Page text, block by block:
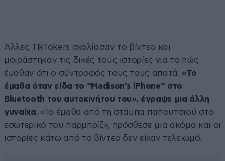
Άλλες TikTokers σχολίασαν το βίντεο και
μοιράστηκαν τις δικές τους ιστορίες για το πώς
έμαθαν ότι ο σύντροφός τους τους απατά. «Το
έμαθα όταν είδα το “Madison’s iPhone” στο
Bluetooth του αυτοκινήτου του», έγραψε μια άλλη
γυναίκα. «Το έμαθα από τη στάμπα παπουτσιού στο
εσωτερικό του παρμπρίζ», πρόσθεσε μια ακόμα και οι
ιστορίες κάτω από το βίντεο δεν είχαν τελειωμό.